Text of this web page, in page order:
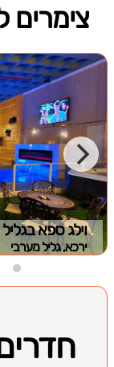
צימרים
וילג ספא בגליל
ירכא, גליל מערבי